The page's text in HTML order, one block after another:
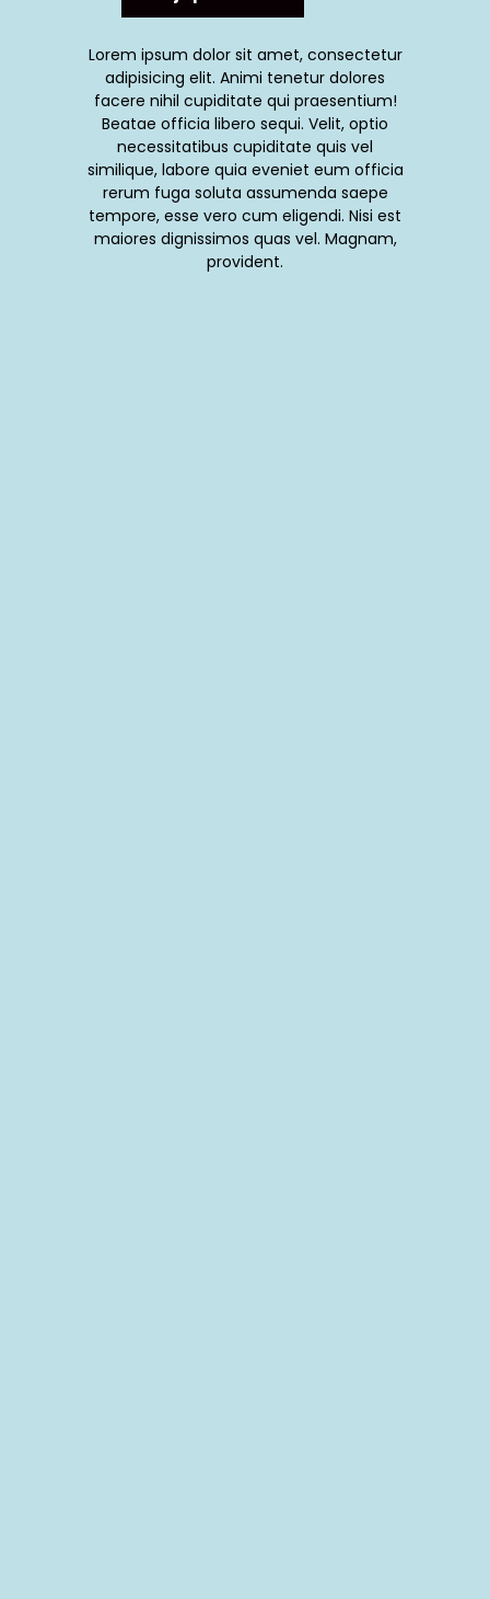
Lorem ipsum dolor sit amet, consectetur
adipisicing elit. Animi tenetur dolores
facere nihil cupiditate qui praesentium!
Beatae officia libero sequi. Velit, optio
necessitatibus cupiditate quis vel
similique, labore quia eveniet eum officia
rerum fuga soluta assumenda saepe
tempore, esse vero cum eligendi. Nisi est
maiores dignissimos quas vel. Magnam,
provident.